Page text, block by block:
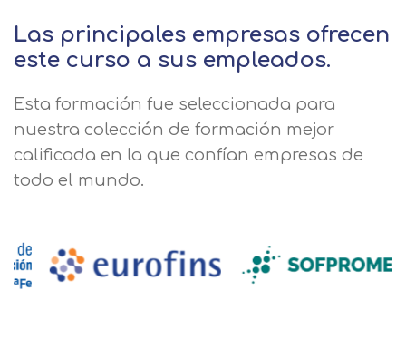
Las principales empresas ofrecen
este curso a sus empleados.
Esta formación fue seleccionada para
nuestra colección de formación mejor
calificada en la que confían empresas de
todo el mundo.